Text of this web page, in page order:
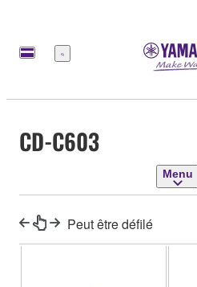
Menu
CD-C603
Menu
Peut être défilé